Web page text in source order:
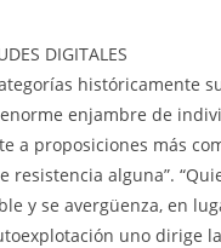
DIGITALES
históricamente
enjambre de
a proposiciones más
alguna”.
y se avergüenza, en
uno dirige